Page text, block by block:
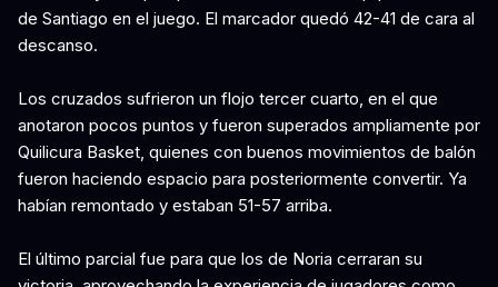
de Santiago en el juego. El marcador quedó 42-41 de cara al
descanso.
Los cruzados sufrieron un flojo tercer cuarto, en el que
anotaron pocos puntos y fueron superados ampliamente por
Quilicura Basket, quienes con buenos movimientos de balón
fueron haciendo espacio para posteriormente convertir. Ya
habían remontado y estaban 51-57 arriba.
El último parcial fue para que los de Noria cerraran su